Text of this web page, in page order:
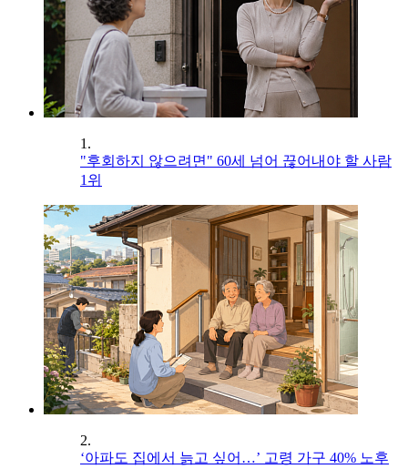
1.
"후회하지 않으려면" 60세 넘어 끊어내야 할 사람
1위
2.
‘아파도 집에서 늙고 싶어…’ 고령 가구 40% 노후